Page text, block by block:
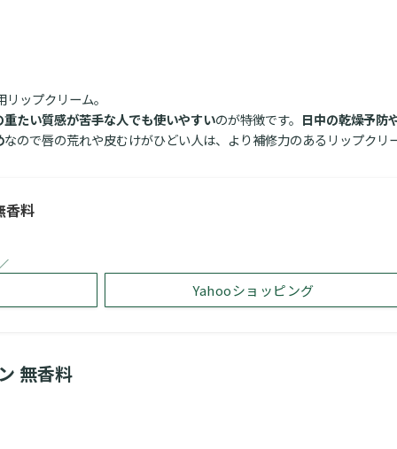
ップクリーム。
たい質感が苦手な人でも使いやすいのが特徴です。 日中の乾燥予防
なので唇の荒れや皮むけがひどい人は、より補修力のあるリップクリ
香料
Yahooショッピング
無香料